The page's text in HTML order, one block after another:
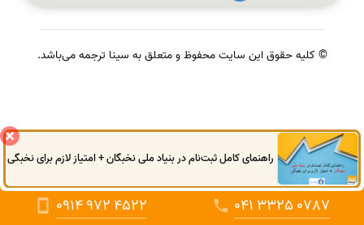
© کلیه حقوق این سایت محفوظ و متعلق به سینا ترجمه می‌باشد.
041 3325 0787
0914972 4522
راهنمای کامل ثبت‌نام در بنیاد ملی نخبگان + امتیاز لازم برای نخبگی
گفتگوی آنلاین